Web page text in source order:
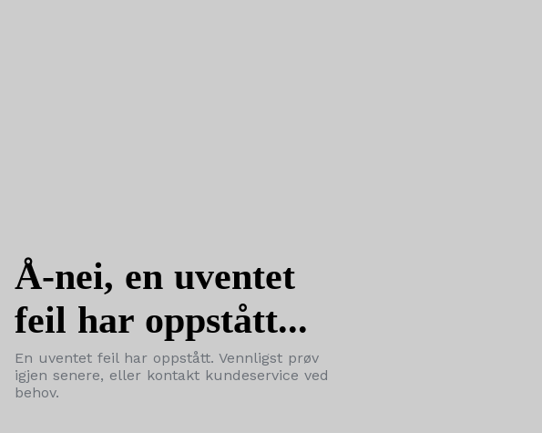
Å-nei, en uventet
feil har oppstått...
En uventet feil har oppstått. Vennligst prøv
igjen senere, eller kontakt kundeservice ved
behov.